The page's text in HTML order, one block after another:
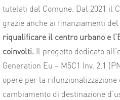
tutelati dal Comune. Dal 2021 il
grazie anche ai finanziamenti
riqualificare il centro urbano e
coinvolti. Il progetto dedicato
Generation Eu – M5C1 Inv. 2.1
opere per la
cambiamento di destinazione